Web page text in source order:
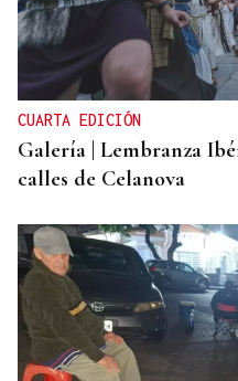
CUARTA EDICIÓN
Galería | Lembranza
calles de Celanova